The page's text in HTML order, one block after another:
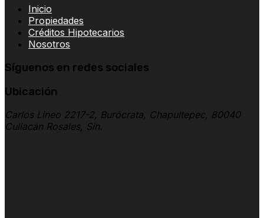
Inicio
Propiedades
Créditos Hipotecarios
Nosotros
Síguenos en redes sociales
Ubicación
Carlos Lineo 2217-2, Burócrata, Chapultepec, 80040
Culiacán Rosales, Sin.